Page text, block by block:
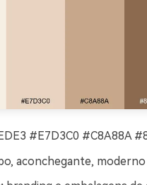
#E7D3C0 #C8A88A
aconchegante, moderno